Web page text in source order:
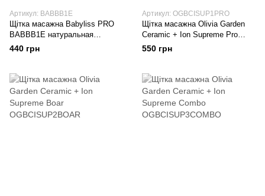
Артикул: BABBB1E
Щітка масажна Babyliss PRO
BABBB1E натуральная
щетина, 13 рядов
440 грн
Артикул: OGBCISUP1PRO
Щітка масажна Оlivia Garden
Ceramic + Ion Supreme Pro
OGBCISUP1PRO
550 грн